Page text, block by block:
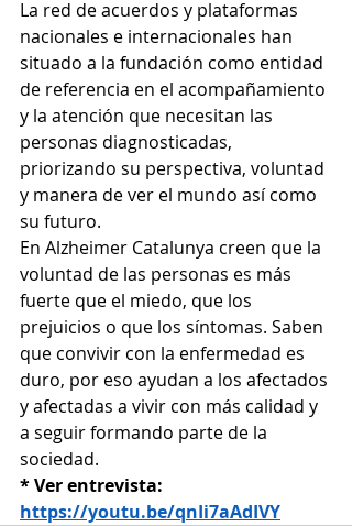
La red de acuerdos y plataformas
nacionales e internacionales han
situado a la fundación como entidad
de referencia en el acompañamiento
y la atención que necesitan las
personas diagnosticadas,
priorizando su perspectiva, voluntad
y manera de ver el mundo así como
su futuro.
En Alzheimer Catalunya creen que la
voluntad de las personas es más
fuerte que el miedo, que los
prejuicios o que los síntomas. Saben
que convivir con la enfermedad es
duro, por eso ayudan a los afectados
y afectadas a vivir con más calidad y
a seguir formando parte de la
sociedad.
* Ver entrevista:
https://youtu.be/qnIi7aAdIVY